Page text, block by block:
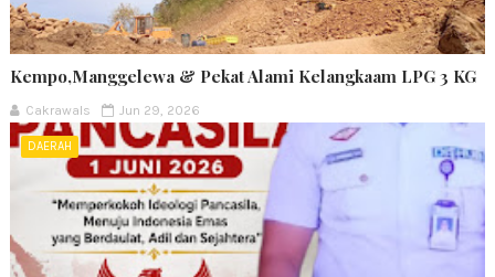
Kempo,Manggelewa & Pekat Alami Kelangkaam LPG 3 KG
Cakrawals Jun 29, 2026
DAERAH